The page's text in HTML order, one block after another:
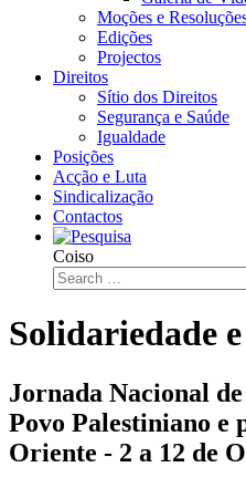
Moções e
Edições
Projectos
Direitos
Sítio dos Direitos
Segurança e Saúde
Igualdade
Posições
Acção e Luta
Sindicalização
Contactos
Coiso
Solidariedade
Jornada Nacional
Povo Palestiniano e
Oriente - 2 a 12 de